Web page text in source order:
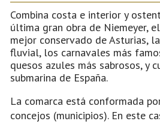
Combina costa e interior y
última gran obra de Niemeyer,
mejor conservado de Asturias,
fluvial, los carnavales más
quesos azules más sabrosos, y
submarina de España.
La comarca está conformada
concejos (municipios). En este